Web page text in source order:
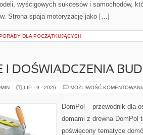
wyścigowych sukcesów i samochodów,
Strona spaja motoryzację jako […]
DLA POCZĄTKUJĄCYCH
I DOŚWIADCZENIA
LIP - 9 - 2026 MOŻLIWOŚĆ
DomPol – przewodnik dla
domami z drewna DomPol
poświęcony tematyce